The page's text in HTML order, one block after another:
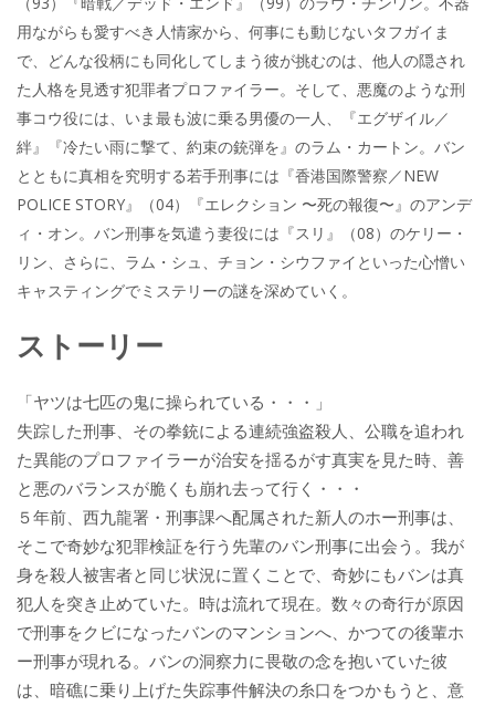
用ながらも愛すべき人情家から、何事にも動じないタフガイま
で、どんな役柄にも同化してしまう彼が挑むのは、他人の隠され
た人格を見透す犯罪者プロファイラー。そして、悪魔のような刑
事コウ役には、いま最も波に乗る男優の一人、『エグザイル／
絆』『冷たい雨に撃て、約束の銃弾を』のラム・カートン。バン
とともに真相を究明する若手刑事には『香港国際警察／NEW
POLICE STORY』（04）『エレクション 〜死の報復〜』のアンデ
ィ・オン。バン刑事を気遣う妻役には『スリ』（08）のケリー・
リン、さらに、ラム・シュ、チョン・シウファイといった心憎い
キャスティングでミステリーの謎を深めていく。
ストーリー
「ヤツは七匹の鬼に操られている・・・」
失踪した刑事、その拳銃による連続強盗殺人、公職を追われ
た異能のプロファイラーが治安を揺るがす真実を見た時、善
と悪のバランスが脆くも崩れ去って行く・・・
５年前、西九龍署・刑事課へ配属された新人のホー刑事は、
そこで奇妙な犯罪検証を行う先輩のバン刑事に出会う。我が
身を殺人被害者と同じ状況に置くことで、奇妙にもバンは真
犯人を突き止めていた。時は流れて現在。数々の奇行が原因
で刑事をクビになったバンのマンションへ、かつての後輩ホ
ー刑事が現れる。バンの洞察力に畏敬の念を抱いていた彼
は、暗礁に乗り上げた失踪事件解決の糸口をつかもうと、意